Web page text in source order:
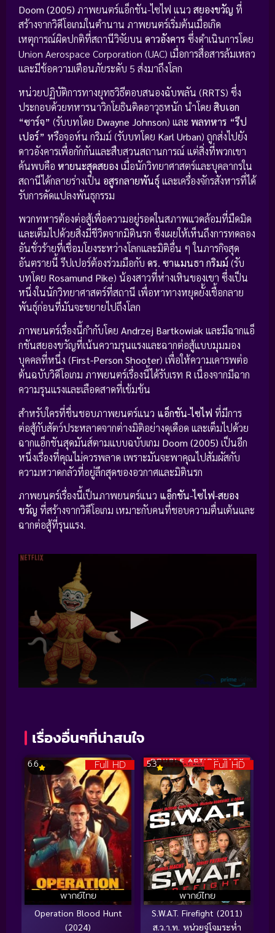
Doom (2005) ภาพยนตร์แอ็กชัน-ไซไฟ แนว สยองขวัญ ที่
สร้างจากวิดีโอเกมในตำนาน ภาพยนตร์เริ่มต้นเมื่อเกิด
เหตุการณ์ผิดปกติที่สถานีวิจัยบน ดาวอังคาร ซึ่งดำเนินการโดย
Union Aerospace Corporation (UAC) เมื่อการสื่อสารล้มเหลว
และมีข้อความเตือนภัยระดับ 5 ส่งมาถึงโลก
หน่วยปฏิบัติการทางยุทธวิธีตอบสนองฉับพลัน (RRTS) ซึ่ง
ประกอบด้วยทหารนาวิกโยธินติดอาวุธหนัก นำโดย สิบเอก
“ซาร์จ” (รับบทโดย Dwayne Johnson) และ พลทหาร “รีป
เปอร์” หรือจอห์น กริมม์ (รับบทโดย Karl Urban) ถูกส่งไปยัง
ดาวอังคารเพื่อกักกันและสืบสวนสถานการณ์ แต่สิ่งที่พวกเขา
ค้นพบคือ หายนะสุดสยอง เมื่อนักวิทยาศาสตร์และบุคลากรใน
สถานีได้กลายร่างเป็น อสูรกลายพันธุ์และเครื่องจักรสังหารที่ได้
รับการดัดแปลงพันธุกรรม
พวกทหารต้องต่อสู้เพื่อความอยู่รอดในสภาพแวดล้อมที่มืดมิด
และเต็มไปด้วยสิ่งมีชีวิตจากมิตินรก ซึ่งเผยให้เห็นถึงการทดลอง
อันชั่วร้ายที่เชื่อมโยงระหว่างโลกและมิติอื่น ๆ ในภารกิจสุด
อันตรายนี้ รีปเปอร์ต้องร่วมมือกับ ดร. ซาแมนธา กริมม์ (รับ
บทโดย Rosamund Pike) น้องสาวที่ห่างเหินของเขา ซึ่งเป็น
หนึ่งในนักวิทยาศาสตร์ที่สถานี เพื่อหาทางหยุดยั้งเชื้อกลาย
พันธุ์ก่อนที่มันจะขยายไปถึงโลก
ภาพยนตร์เรื่องนี้กำกับโดย Andrzej Bartkowiakและมีฉากแอ็
กชันสยองขวัญที่เน้นความรุนแรงและฉากต่อสู้แบบมุมมอง
บุคคลที่หนึ่ง (First-Person Shooter) เพื่อให้ความเคารพต่อ
ต้นฉบับวิดีโอเกม ภาพยนตร์เรื่องนี้ได้รับเรท Rเนื่องจากมีฉาก
ความรุนแรงและเลือดสาดที่เข้มข้น
สำหรับใครที่ชื่นชอบภาพยนตร์แนว แอ็กชัน-ไซไฟ ที่มีการ
ต่อสู้กับสัตว์ประหลาดจากต่างมิติอย่างดุเดือด และเต็มไปด้วย
ฉากแอ็กชันสุดมันส์ตามแบบฉบับเกม Doom (2005) เป็นอีก
หนึ่งเรื่องที่คุณไม่ควรพลาด เพราะมันจะพาคุณไปสัมผัสกับ
ความหวาดกลัวที่อยู่ลึกสุดของอวกาศและมิตินรก
ภาพยนตร์เรื่องนี้เป็นภาพยนตร์แนว แอ็กชัน-ไซไฟ-สยอง
ขวัญ ที่สร้างจากวิดีโอเกม เหมาะกับคนที่ชอบความตื่นเต้นและ
ฉากต่อสู้ที่รุนแรง.
เรื่องอื่นๆที่น่าสนใจ
Full HD
พากย์ไทย
6.6
Operation Blood Hunt
(2024)
Full HD
พากย์ไทย
5.3
S.W.A.T. Firefight (2011)
ส.ว.า.ท. หน่วยจู่โจมระห่ำ